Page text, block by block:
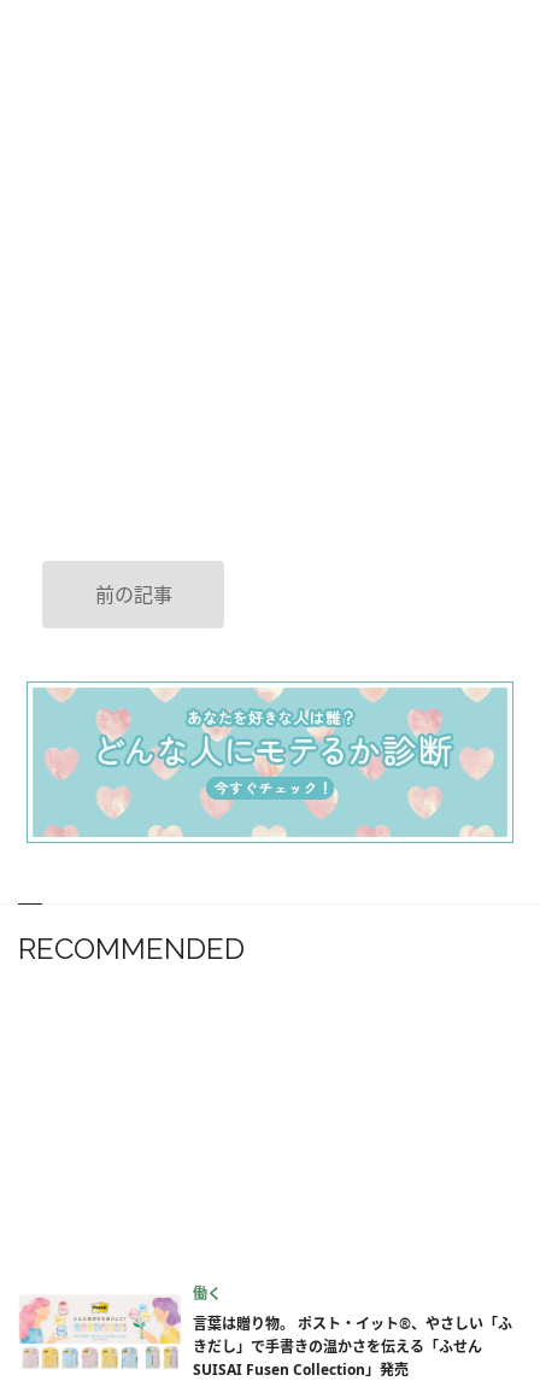
前の記事
RECOMMENDED
働く
言葉は贈り物。 ポスト・イット®、やさしい「ふ
きだし」で手書きの温かさを伝える「ふせん
SUISAI Fusen Collection」発売